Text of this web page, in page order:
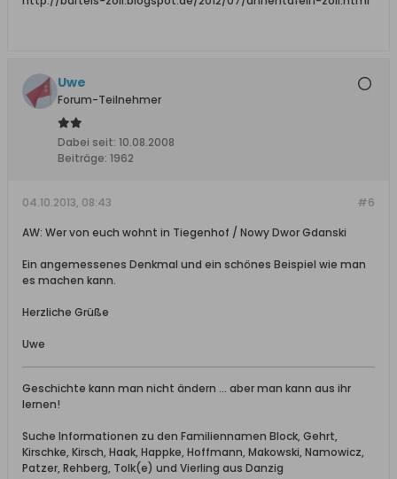
Uwe
Forum-Teilnehmer
Dabei seit: 10.08.2008
Beiträge: 1962
#6
04.10.2013, 08:43
AW: Wer von euch wohnt in Tiegenhof / Nowy Dwor Gdanski
Ein angemessenes Denkmal und ein schönes Beispiel wie man
es machen kann.
Herzliche Grüße
Uwe
Geschichte kann man nicht ändern ... aber man kann aus ihr
lernen!
Suche Informationen zu den Familiennamen Block, Gehrt,
Kirschke, Kirsch, Haak, Happke, Hoffmann, Makowski, Namowicz,
Patzer, Rehberg, Tolk(e) und Vierling aus Danzig